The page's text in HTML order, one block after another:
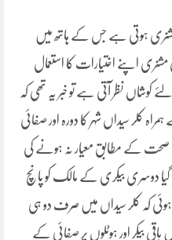
ہوتی ہے جس کے ہاتھ میں
اپنے اختیارات کا استعمال
نظر آتی ہے تو خبر یہ تھی کہ
کلر سیداں شہر کا دورہ اور صفائی
صحت کے مطابق معیار نہ ہونے کی
گیا دوسری بیکری کے مالک کو پانچ
ہوئی کہ کلر سیداں میں صرف دو ہی
بیکر اور ہوٹلوں پر صفائی کے